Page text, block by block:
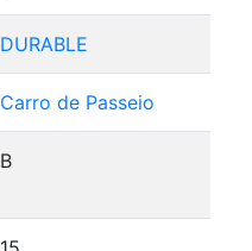
DURABLE
Carro de Passeio
B